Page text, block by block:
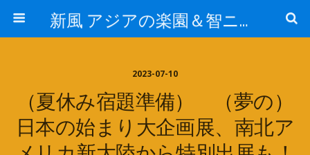
新風 アジアの楽園＆智ニア来富
2023-07-10
（夏休み宿題準備） （夢の）
日本の始まり大企画展、南北ア